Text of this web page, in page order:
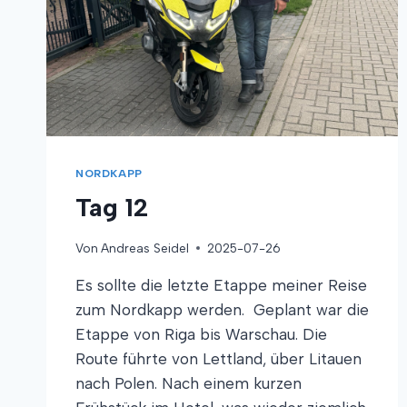
NORDKAPP
Tag 12
Von Andreas Seidel 2025-07-26
Es sollte die letzte Etappe meiner Reise
zum Nordkapp werden. Geplant war die
Etappe von Riga bis Warschau. Die
Route führte von Lettland, über Litauen
nach Polen. Nach einem kurzen